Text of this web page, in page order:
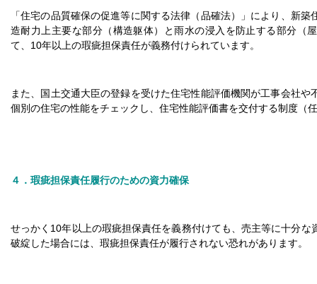
「住宅の品質確保の促進等に関する法律（品確法）」により、新
造耐力上主要な部分（構造躯体）と雨水の浸入を防止する部分（
て、10年以上の瑕疵担保責任が義務付けられています。
また、国土交通大臣の登録を受けた住宅性能評価機関が工事会社や
個別の住宅の性能をチェックし、住宅性能評価書を交付する制度（
４．瑕疵担保責任履行のための資力確保
せっかく10年以上の瑕疵担保責任を義務付けても、売主等に十分な
破綻した場合には、瑕疵担保責任が履行されない恐れがあります。